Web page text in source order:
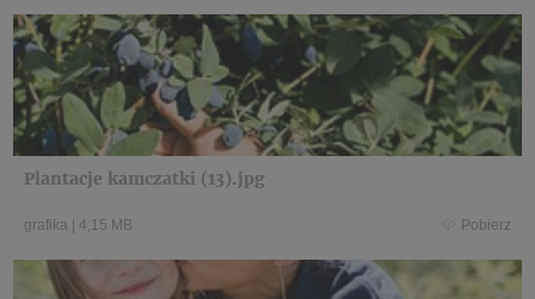
Plantacje kamczatki (13).jpg
grafika | 4,15 MB Pobierz